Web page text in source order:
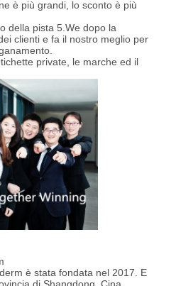
è più grandi, lo sconto è più
della pista 5.We dopo la
clienti e fa il nostro meglio per
private, le marche ed il
è stata fondata nel 2017. E